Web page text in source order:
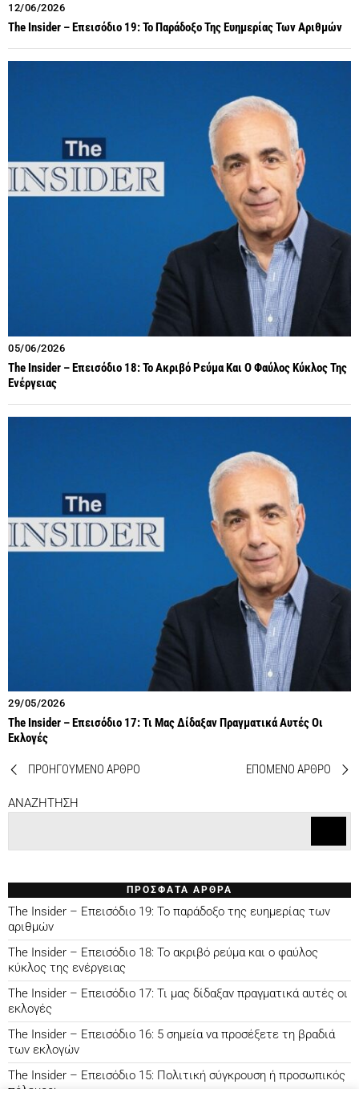
12/06/2026
The Insider – Επεισόδιο 19: Το Παράδοξο Της Ευημερίας Των Αριθμών
05/06/2026
The Insider – Επεισόδιο 18: Το Ακριβό Ρεύμα Και Ο Φαύλος Κύκλος Της
Ενέργειας
29/05/2026
The Insider – Επεισόδιο 17: Τι Μας Δίδαξαν Πραγματικά Αυτές Οι
Εκλογές
ΠΡΟΗΓΟΥΜΕΝΟ ΑΡΘΡΟ ΕΠΟΜΕΝΟ ΑΡΘΡΟ
ANAZHTHΣΗ
ΠΡΟΣΦΑΤΑ ΑΡΘΡΑ
The Insider – Επεισόδιο 19: Το παράδοξο της ευημερίας των
αριθμών
The Insider – Επεισόδιο 18: Το ακριβό ρεύμα και ο φαύλος
κύκλος της ενέργειας
The Insider – Επεισόδιο 17: Τι μας δίδαξαν πραγματικά αυτές οι
εκλογές
The Insider – Επεισόδιο 16: 5 σημεία να προσέξετε τη βραδιά
των εκλογών
The Insider – Επεισόδιο 15: Πολιτική σύγκρουση ή προσωπικός
πόλεμος;